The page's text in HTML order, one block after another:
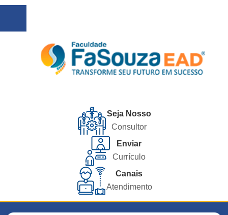
Seja Nosso
Consultor
Enviar
Currículo
Canais
Atendimento